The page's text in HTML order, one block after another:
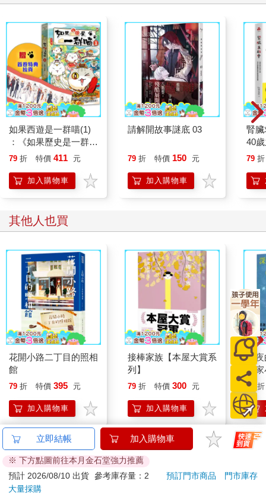
如果西遊是一群喵(1)
：《如果歷史是一群
喵》作者最新力作，附
79 折 特價 411 元
加入購物車
請解開故事謎底 03
79 折 特價 150 元
加入購物車
腎
40
就
79 折
其他人也買
花開小路二丁目的照相
館
79 折 特價 395 元
加入購物車
接棒家族【本屋大賞系
列】
79 折 特價 300 元
加入購物車
深
作
刻
的
79 折
其他人也看
立即結帳 加入購物車
※ 下方點圖前往本月金石堂強力推薦
預計 2026/08/10 出貨 參考庫存量：2 預訂門市商品
門市庫存
大量採購